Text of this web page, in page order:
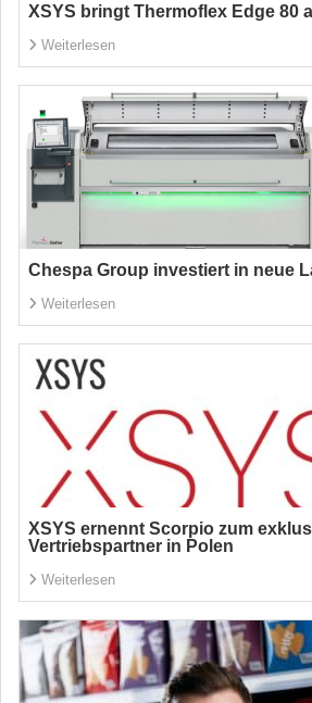
XSYS bringt Thermoflex Edge 80
Weiterlesen
Chespa Group investiert in neue
Weiterlesen
XSYS ernennt Scorpio zum
Vertriebspartner in Polen
Weiterlesen